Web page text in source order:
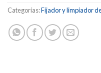
Categorías:Fijador y limpiador